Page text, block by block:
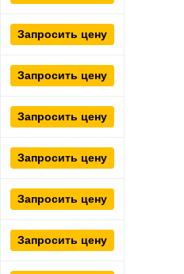
Запросить цену
Запросить цену
Запросить цену
Запросить цену
Запросить цену
Запросить цену